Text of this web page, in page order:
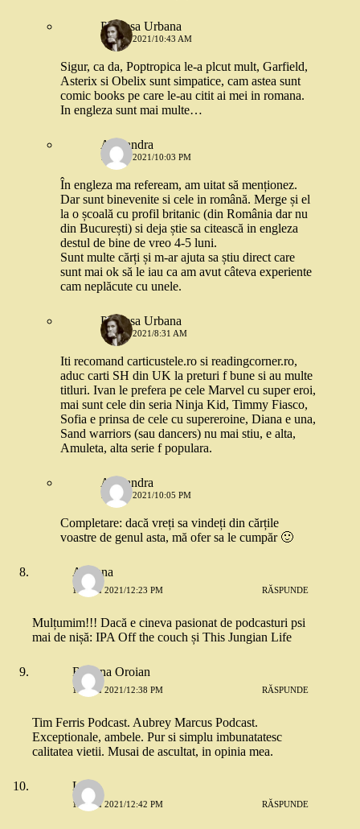
Printesa Urbana
13 MAI 2021/10:43 AM
Sigur, ca da, Poptropica le-a plcut mult, Garfield,
Asterix si Obelix sunt simpatice, cam astea sunt
comic books pe care le-au citit ai mei in romana.
In engleza sunt mai multe…
Alexandra
13 MAI 2021/10:03 PM
În engleza ma refeream, am uitat să menționez.
Dar sunt binevenite si cele in română. Merge și el
la o școală cu profil britanic (din România dar nu
din București) si deja știe sa citească in engleza
destul de bine de vreo 4-5 luni.
Sunt multe cărți și m-ar ajuta sa știu direct care
sunt mai ok să le iau ca am avut câteva experiente
cam neplăcute cu unele.
Printesa Urbana
14 MAI 2021/8:31 AM
Iti recomand carticustele.ro si readingcorner.ro,
aduc carti SH din UK la preturi f bune si au multe
titluri. Ivan le prefera pe cele Marvel cu super eroi,
mai sunt cele din seria Ninja Kid, Timmy Fiasco,
Sofia e prinsa de cele cu supereroine, Diana e una,
Sand warriors (sau dancers) nu mai stiu, e alta,
Amuleta, alta serie f populara.
Alexandra
13 MAI 2021/10:05 PM
Completare: dacă vreți sa vindeți din cărțile
voastre de genul asta, mă ofer sa le cumpăr 🙂
Adriana
13 MAI 2021/12:23 PM RĂSPUNDE
Mulțumim!!! Dacă e cineva pasionat de podcasturi psi
mai de nișă: IPA Off the couch și This Jungian Life
Roxana Oroian
13 MAI 2021/12:38 PM RĂSPUNDE
Tim Ferris Podcast. Aubrey Marcus Podcast.
Exceptionale, ambele. Pur si simplu imbunatatesc
calitatea vietii. Musai de ascultat, in opinia mea.
Luci
13 MAI 2021/12:42 PM RĂSPUNDE